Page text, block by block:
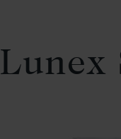
Lunex